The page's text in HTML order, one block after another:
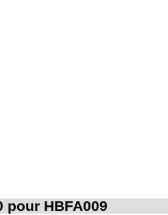
pour HBFA009